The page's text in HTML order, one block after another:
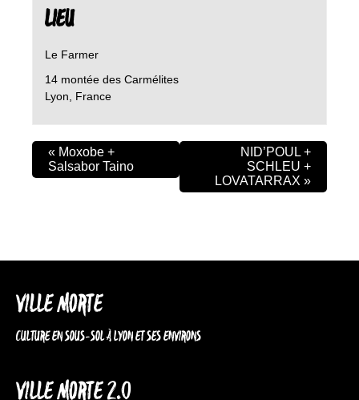
LIEU
Le Farmer
14 montée des Carmélites
Lyon
France
« Moxobe +
Salsabor Taino
NID’POUL +
SCHLEU +
LOVATARRAX »
VILLE MORTE
CULTURE EN SOUS-SOL À LYON ET SES ENVIRONS
VILLE MORTE 2.0